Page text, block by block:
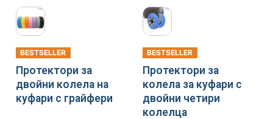
BESTSELLER
Протектори за
двойни колела на
куфари с грайфери
BESTSELLER
Протектори за
колела за куфари с
двойни четири
колелца